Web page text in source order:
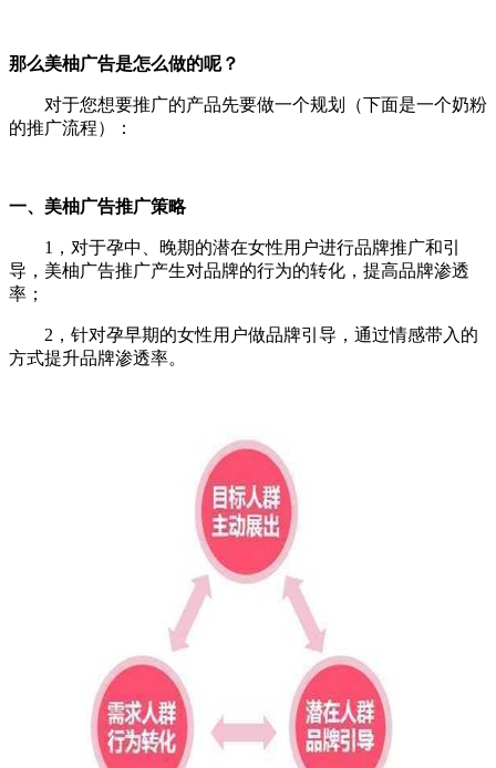
那么美柚广告是怎么做的呢？
对于您想要推广的产品先要做一个规划（下面是一个奶粉
的推广流程）：
一、美柚广告推广策略
1，对于孕中、晚期的潜在女性用户进行品牌推广和引
导，美柚广告推广产生对品牌的行为的转化，提高品牌渗透
率；
2，针对孕早期的女性用户做品牌引导，通过情感带入的
方式提升品牌渗透率。